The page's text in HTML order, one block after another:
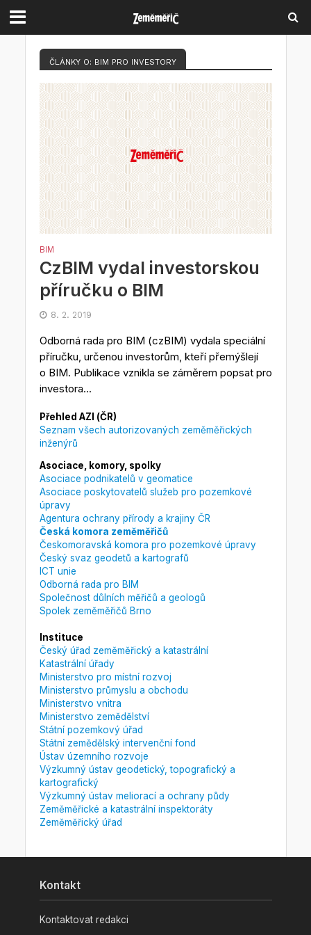
ČLÁNKY O: BIM PRO INVESTORY
BIM
CzBIM vydal investorskou
příručku o BIM
8. 2. 2019
Odborná rada pro BIM (czBIM) vydala speciální
příručku, určenou investorům, kteří přemýšlejí
o BIM. Publikace vznikla se záměrem popsat pro
investora...
Přehled AZI (ČR)
Seznam všech autorizovaných zeměměřických
inženýrů
Asociace, komory, spolky
Asociace podnikatelů v geomatice
Asociace poskytovatelů služeb pro pozemkové
úpravy
Agentura ochrany přírody a krajiny ČR
Česká komora zeměměřičů
Českomoravská komora pro pozemkové úpravy
Český svaz geodetů a kartografů
ICT unie
Odborná rada pro BIM
Společnost důlních měřičů a geologů
Spolek zeměměřičů Brno
Instituce
Český úřad zeměměřický a katastrální
Katastrální úřady
Ministerstvo pro místní rozvoj
Ministerstvo průmyslu a obchodu
Ministerstvo vnitra
Ministerstvo zemědělství
Státní pozemkový úřad
Státní zemědělský intervenční fond
Ústav územního rozvoje
Výzkumný ústav geodetický, topografický a
kartografický
Výzkumný ústav meliorací a ochrany půdy
Zeměměřické a katastrální inspektoráty
Zeměměřický úřad
Kontakt
Kontaktovat redakci